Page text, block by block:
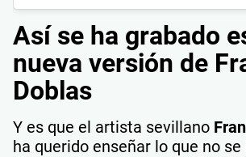
Así se ha grabado
nueva versión de
Doblas
Y es que el artista sevillano
ha querido enseñar lo que no